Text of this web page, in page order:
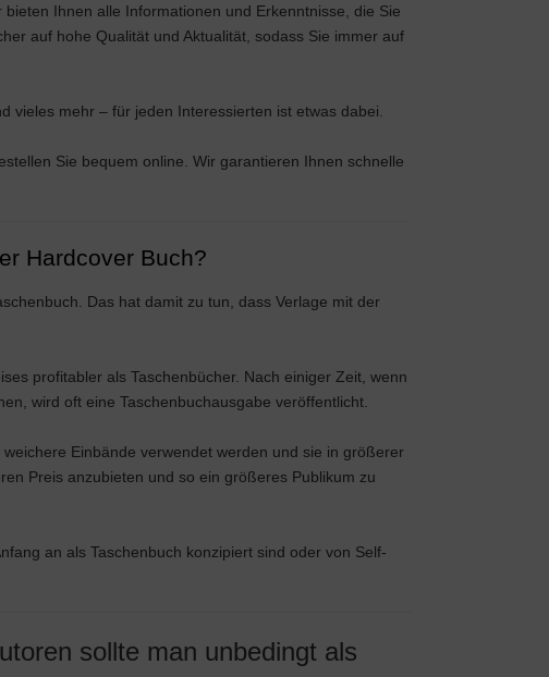
Ihnen alle Informationen und Erkenntnisse, die Sie
auf hohe Qualität und Aktualität, sodass Sie immer auf
vieles mehr – für jeden Interessierten ist etwas dabei.
Sie bequem online. Wir garantieren Ihnen schnelle
Hardcover Buch?
Das hat damit zu tun, dass Verlage mit der
profitabler als Taschenbücher. Nach einiger Zeit, wenn
wird oft eine Taschenbuchausgabe veröffentlicht.
Einbände verwendet werden und sie in größerer
Preis anzubieten und so ein größeres Publikum zu
an als Taschenbuch konzipiert sind oder von Self-
sollte man unbedingt als